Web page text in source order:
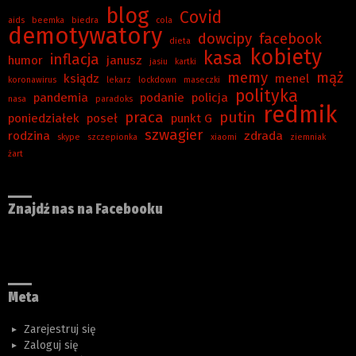
aids beemka biedra blog cola Covid
demotywatory dieta dowcipy facebook
humor inflacja janusz jasiu kartki kasa kobiety
koronawirus ksiądz lekarz lockdown maseczki memy menel mąż
nasa pandemia paradoks podanie policja polityka
poniedziałek poseł praca punkt G putin redmik
rodzina skype szczepionka szwagier xiaomi zdrada
ziemniak
żart
Znajdź nas na Facebooku
Meta
Zarejestruj się
Zaloguj się